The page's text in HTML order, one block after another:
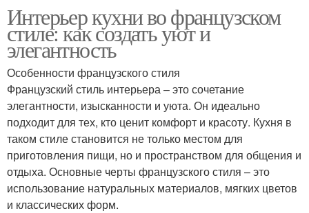
Интерьер кухни во французском
стиле: как создать уют и
элегантность
Особенности французского стиля
Французский стиль интерьера – это сочетание
элегантности, изысканности и уюта. Он идеально
подходит для тех, кто ценит комфорт и красоту. Кухня в
таком стиле становится не только местом для
приготовления пищи, но и пространством для общения и
отдыха. Основные черты французского стиля – это
использование натуральных материалов, мягких цветов
и классических форм.